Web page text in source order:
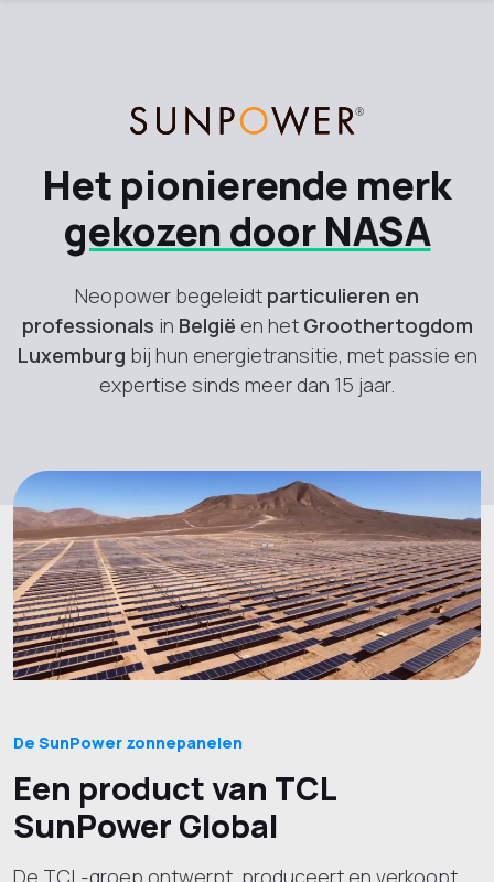
SunPower
Het pionierende merk
gekozen door NASA
Neopower begeleidt particulieren en
professionals in België en het Groothertogdom
Luxemburg bij hun energietransitie, met passie en
expertise sinds meer dan 15 jaar.
De SunPower zonnepanelen
Een product van TCL
SunPower Global